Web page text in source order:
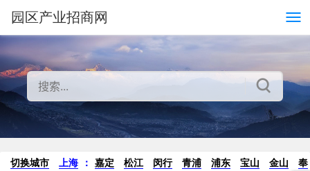
园区产业招商网
切换城市 上海 ： 嘉定 松江 闵行 青浦 浦东 宝山 金山
奉